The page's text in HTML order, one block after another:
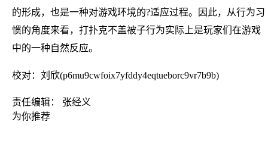
的形成，也是一种对游戏环境的?适应过程。因此，从行为习
惯的角度来看，打扑克不盖被子行为实际上是玩家们在游戏
中的一种自然反应。
校对：刘欣(p6mu9cwfoix7yfddy4eqtueborc9vr7b9b)
责任编辑： 张经义
为你推荐